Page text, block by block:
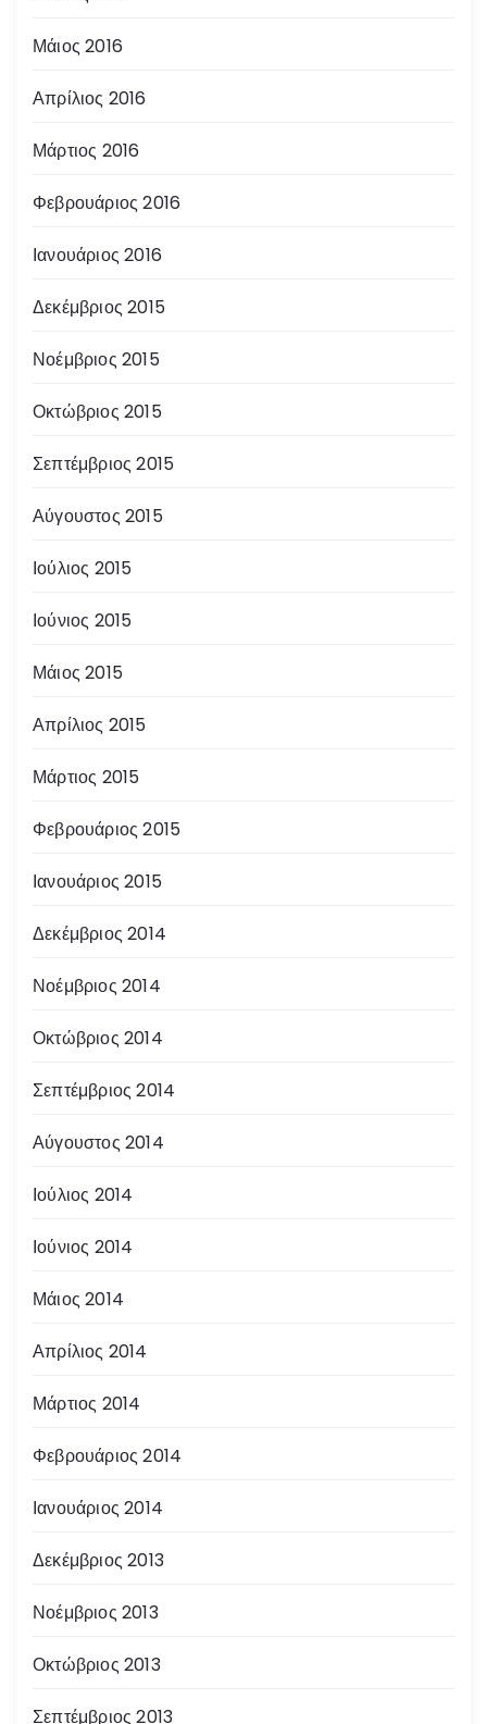
Μάιος 2016
Απρίλιος 2016
Μάρτιος 2016
Φεβρουάριος 2016
Ιανουάριος 2016
Δεκέμβριος 2015
Νοέμβριος 2015
Οκτώβριος 2015
Σεπτέμβριος 2015
Αύγουστος 2015
Ιούλιος 2015
Ιούνιος 2015
Μάιος 2015
Απρίλιος 2015
Μάρτιος 2015
Φεβρουάριος 2015
Ιανουάριος 2015
Δεκέμβριος 2014
Νοέμβριος 2014
Οκτώβριος 2014
Σεπτέμβριος 2014
Αύγουστος 2014
Ιούλιος 2014
Ιούνιος 2014
Μάιος 2014
Απρίλιος 2014
Μάρτιος 2014
Φεβρουάριος 2014
Ιανουάριος 2014
Δεκέμβριος 2013
Νοέμβριος 2013
Οκτώβριος 2013
Σεπτέμβριος 2013